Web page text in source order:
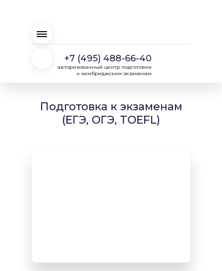
+7 (495) 488-66-40
авторизованный центр подготовки
к кембриджским экзаменам
Подготовка к экзаменам
(ЕГЭ, ОГЭ, TOEFL)